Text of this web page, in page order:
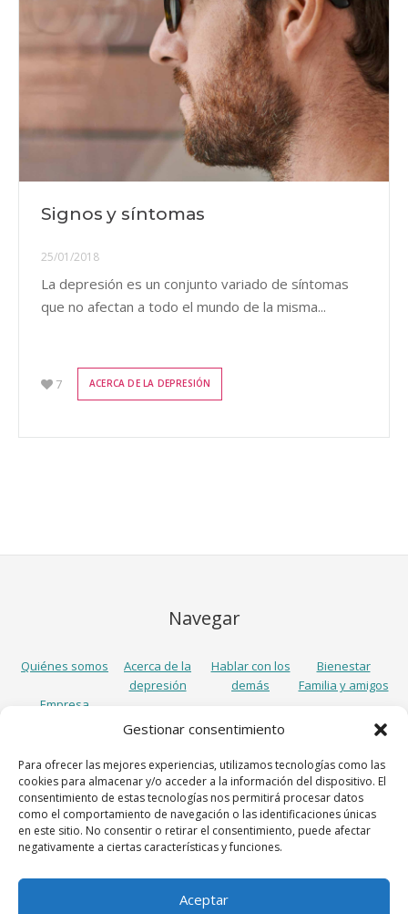
Gestionar consentimiento
Para ofrecer las mejores experiencias, utilizamos tecnologías como las
cookies para almacenar y/o acceder a la información del dispositivo. El
consentimiento de estas tecnologías nos permitirá procesar datos
como el comportamiento de navegación o las identificaciones únicas
en este sitio. No consentir o retirar el consentimiento, puede afectar
negativamente a ciertas características y funciones.
Aceptar
Signos y síntomas
25/01/2018
La depresión es un conjunto variado de síntomas
que no afectan a todo el mundo de la misma...
7 ACERCA DE LA DEPRESIÓN
Navegar
Quiénes somos
Acerca de la
depresión
Hablar con los
demás
Bienestar
Familia y amigos
Empresa
Síguenos